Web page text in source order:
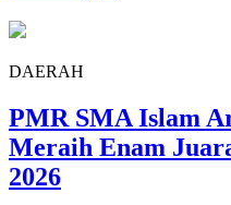
DAERAH
PMR SMA Islam
Meraih Enam
2026